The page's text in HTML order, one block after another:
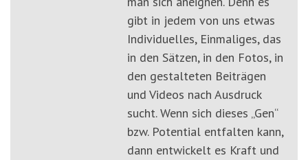
gibt in jedem von uns etwas
Individuelles, Einmaliges, das
in den Sätzen, in den Fotos, in
den gestalteten Beiträgen
und Videos nach Ausdruck
sucht. Wenn sich dieses „Gen“
bzw. Potential entfalten kann,
dann entwickelt es Kraft und